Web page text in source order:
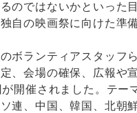
のではないかといった
自の映画祭に向けた準
ボランティアスタッフ
、会場の確保、広報や
開催されました。テー
連、中国、韓国、北朝